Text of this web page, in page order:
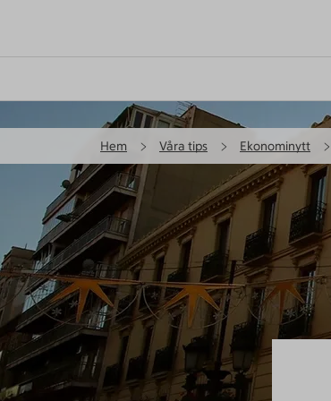
Hem Våra tips Ekonominytt